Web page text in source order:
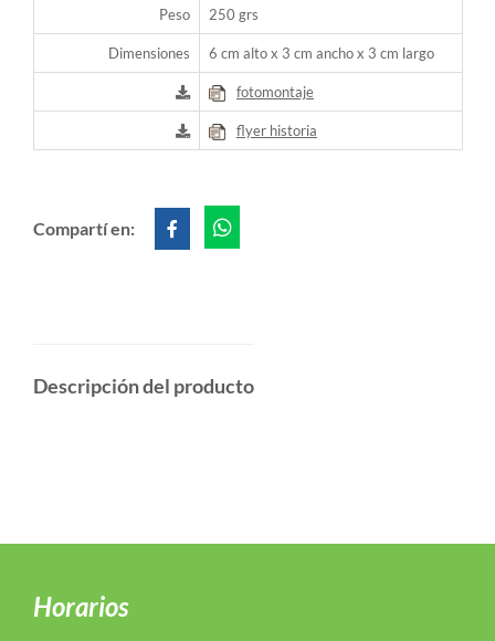
Peso 250 grs
Dimensiones 6 cm alto x 3 cm ancho x 3 cm largo
fotomontaje
flyer historia
Compartí en:
Descripción del producto
Horarios